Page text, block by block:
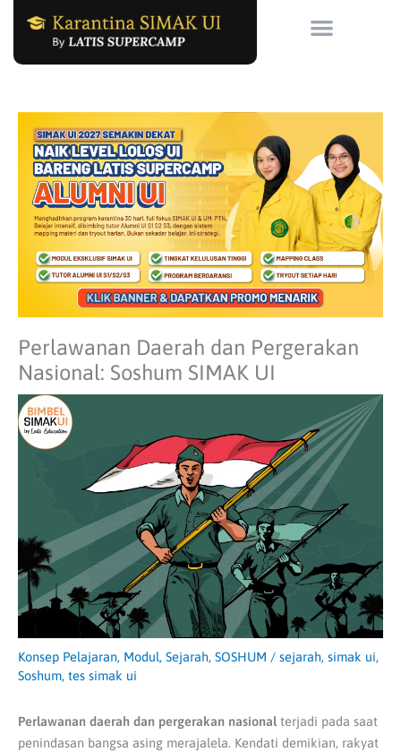
Perlawanan Daerah dan Pergerakan
Nasional: Soshum SIMAK UI
Konsep Pelajaran, Modul, Sejarah, SOSHUM / sejarah, simak ui,
Soshum, tes simak ui
Perlawanan daerah dan pergerakan nasional terjadi pada saat
penindasan bangsa asing merajalela. Kendati demikian, rakyat